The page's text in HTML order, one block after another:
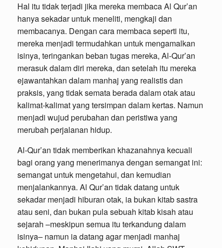
Hal itu tidak terjadi jika mereka membaca Al Qur’an
hanya sekadar untuk meneliti, mengkaji dan
membacanya. Dengan cara membaca seperti itu,
mereka menjadi termudahkan untuk mengamalkan
isinya, teringankan beban tugas mereka, Al-Qur’an
merasuk dalam diri mereka, dan setelah itu mereka
ejawantahkan dalam manhaj yang realistis dan
praksis, yang tidak semata berada dalam otak atau
kalimat-kalimat yang tersimpan dalam kertas. Namun
menjadi wujud perubahan dan peristiwa yang
merubah perjalanan hidup.
Al-Qur’an tidak memberikan khazanahnya kecuali
bagi orang yang menerimanya dengan semangat ini:
semangat untuk mengetahui, dan kemudian
menjalankannya. Al Qur’an tidak datang untuk
sekadar menjadi hiburan otak, ia bukan kitab sastra
atau seni, dan bukan pula sebuah kitab kisah atau
sejarah –meskipun semua itu terkandung dalam
isinya– namun ia datang agar menjadi manhaj